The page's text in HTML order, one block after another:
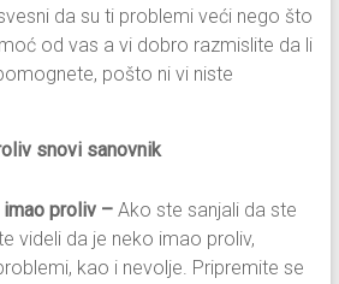
da su ti problemi veći nego što
od vas a vi dobro razmislite da li
pošto ni vi niste
imao proliv – Ako ste sanjali da ste
videli da je neko imao proliv,
kao i nevolje. Pripremite se